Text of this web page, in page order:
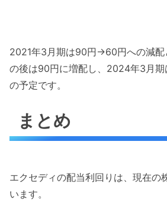
2021年3月期は90円→60円への減配
の後は90円に増配し、2024年3月
の予定です。
まとめ
エクセディの配当利回りは、現在の
います。